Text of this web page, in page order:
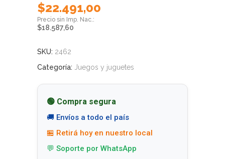
$22.491,00
$18.587,60
SKU: 2462
Categoría: Juegos y juguetes
🟢 Compra segura
🚚 Envíos a todo el país
🏪 Retirá hoy en nuestro local
💬 Soporte por WhatsApp